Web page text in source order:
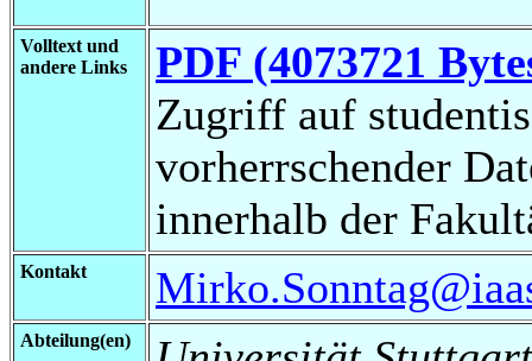
Volltext und
andere Links
PDF (4073721
Zugriff auf
vorherrschender
innerhalb der
Kontakt
Abteilung(en)